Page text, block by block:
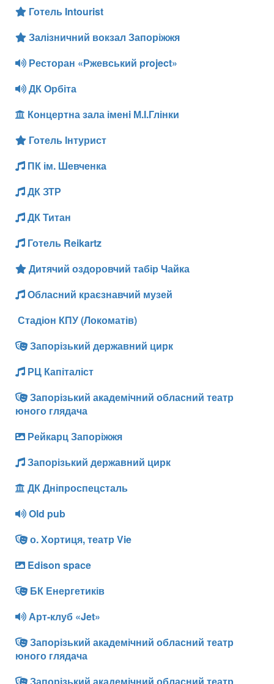
Готель Intourist
Залізничний вокзал Запоріжжя
Ресторан «Ржевський project»
ДК Орбіта
Концертна зала іменi М.І.Глінки
Готель Інтурист
ПК ім. Шевченка
ДК ЗТР
ДК Титан
Готель Reikartz
Дитячий оздоровчий табір Чайка
Обласний краєзнавчий музей
Стадіон КПУ (Локоматів)
Запорізький державний цирк
РЦ Капіталіст
Запорізький академічний обласний театр
юного глядача
Рейкарц Запоріжжя
Запорізький державний цирк
ДК Дніпроспецсталь
Old pub
о. Хортиця, театр Vie
Edison space
БК Енергетиків
Арт-клуб «Jet»
Запорізький академічний обласний театр
юного глядача
Запорізький академічний обласний театр